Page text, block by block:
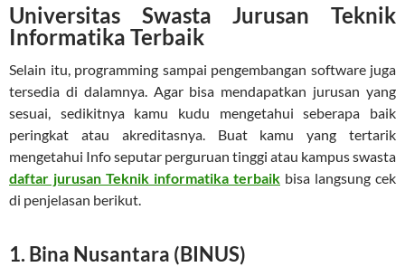
Universitas Swasta Jurusan Teknik
Informatika Terbaik
Selain itu, programming sampai pengembangan software juga
tersedia di dalamnya. Agar bisa mendapatkan jurusan yang
sesuai, sedikitnya kamu kudu mengetahui seberapa baik
peringkat atau akreditasnya. Buat kamu yang tertarik
mengetahui Info seputar perguruan tinggi atau kampus swasta
daftar jurusan Teknik informatika terbaik bisa langsung cek
di penjelasan berikut.
1. Bina Nusantara (BINUS)